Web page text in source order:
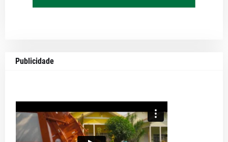
Publicidade